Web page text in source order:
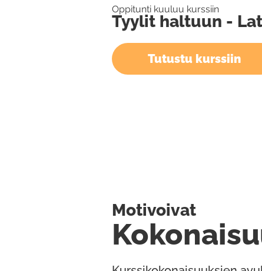
Oppitunti kuuluu kurssiin
Tyylit haltuun -
Tutustu kurssiin
Motivoivat